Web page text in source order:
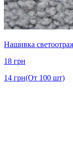
Нашивка
18 грн
14 грн(От 100 шт)